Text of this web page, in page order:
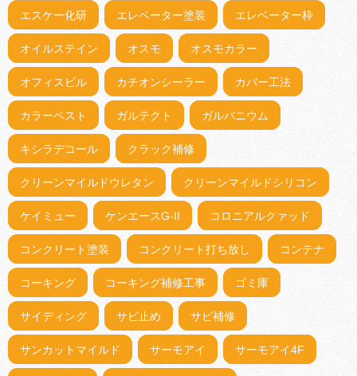
エスケー化研 エレベーター塗装 エレベーター枠
オイルステイン オスモ オスモカラー
オフィスビル カチオンシーラー カバー工法
カラーベスト ガルテクト ガルバニウム
キシラデコール クラック補修
クリーンマイルドウレタン クリーンマイルドシリコン
ケイミュー ケンエースG-II コロニアルクァッド
コンクリート塗装 コンクリート打ち放し コンテナ
コーキング コーキング補修工事 ゴミ庫
サイディング サビ止め サビ補修
サンカットマイルド サーモアイ サーモアイ4F